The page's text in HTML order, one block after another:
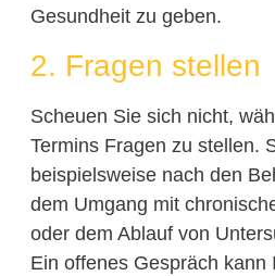
Gesundheit zu geben.
2. Fragen stellen
Scheuen Sie sich nicht,
Termins Fragen zu stellen.
beispielsweise nach den
dem Umgang mit
oder dem Ablauf von
Ein offenes Gespräch kann